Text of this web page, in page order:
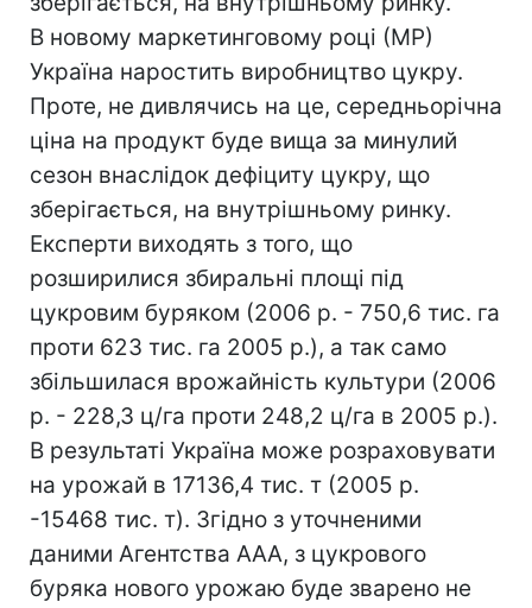
В новому маркетинговому році (МР)
Україна наростить виробництво цукру.
Проте, не дивлячись на це, середньорічна
ціна на продукт буде вища за минулий
сезон внаслідок дефіциту цукру, що
зберігається, на внутрішньому ринку.
Експерти виходять з того, що
розширилися збиральні площі під
цукровим буряком (2006 р. - 750,6 тис. га
проти 623 тис. га 2005 р.), а так само
збільшилася врожайність культури (2006
р. - 228,3 ц/га проти 248,2 ц/га в 2005 р.).
В результаті Україна може розраховувати
на урожай в 17136,4 тис. т (2005 р.
-15468 тис. т). Згідно з уточненими
даними Агентства ААА, з цукрового
буряка нового урожаю буде зварено не